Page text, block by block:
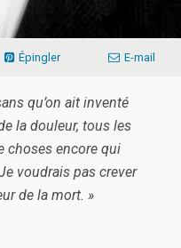
Épingler E-mail
qu’on ait inventé
la douleur, tous les
choses encore qui
voudrais pas crever
de la mort. »